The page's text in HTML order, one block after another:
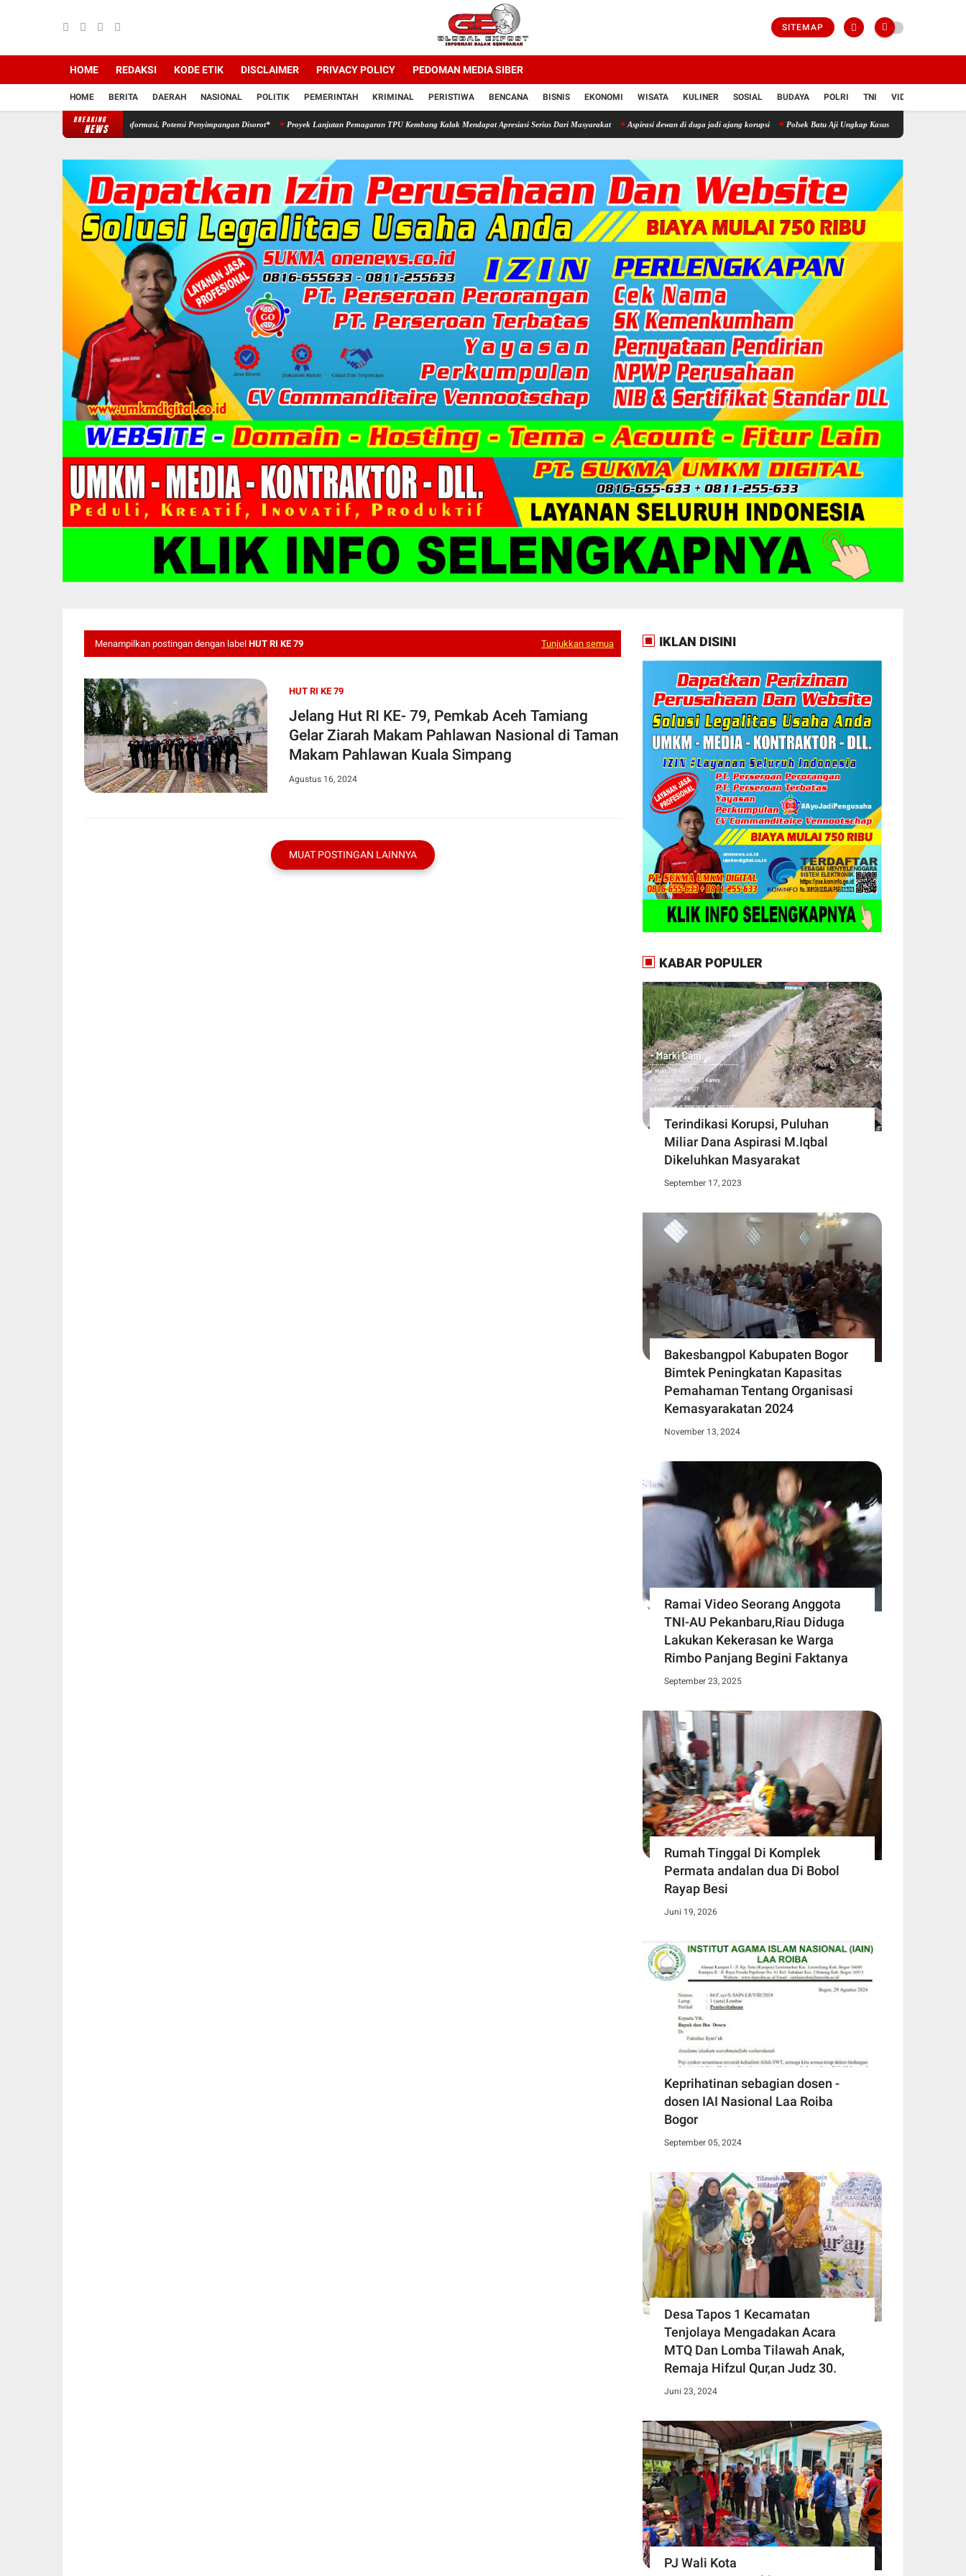
SITEMAP
HOME REDAKSI KODE ETIK DISCLAIMER PRIVACY POLICY PEDOMAN MEDIA SIBER
HOME BERITA DAERAH NASIONAL POLITIK PEMERINTAH KRIMINAL PERISTIWA BENCANA BISNIS EKONOMI WISATA KULINER SOSIAL BUDAYA POLRI TNI VIDIO
BREAKING
NEWS
Keterbukaan Informasi, Potensi Penyimpangan Disorot* Proyek Lanjutan Pemagaran TPU Kembang Kalak Mendapat Apresiasi Serius Dari Masyarakat Aspirasi dewan di duga jadi ajang korupsi Polsek Batu Aji Ungkap Kasus Dugaan Penggelapan Dalam
Menampilkan postingan dengan label HUT RI KE 79 Tunjukkan semua
HUT RI KE 79
Jelang Hut RI KE- 79, Pemkab Aceh Tamiang
Gelar Ziarah Makam Pahlawan Nasional di Taman
Makam Pahlawan Kuala Simpang
Agustus 16, 2024
MUAT POSTINGAN LAINNYA
IKLAN DISINI
KABAR POPULER
Terindikasi Korupsi, Puluhan
Miliar Dana Aspirasi M.Iqbal
Dikeluhkan Masyarakat
September 17, 2023
Bakesbangpol Kabupaten Bogor
Bimtek Peningkatan Kapasitas
Pemahaman Tentang Organisasi
Kemasyarakatan 2024
November 13, 2024
Ramai Video Seorang Anggota
TNI-AU Pekanbaru,Riau Diduga
Lakukan Kekerasan ke Warga
Rimbo Panjang Begini Faktanya
September 23, 2025
Rumah Tinggal Di Komplek
Permata andalan dua Di Bobol
Rayap Besi
Juni 19, 2026
Keprihatinan sebagian dosen -
dosen IAI Nasional Laa Roiba
Bogor
September 05, 2024
Desa Tapos 1 Kecamatan
Tenjolaya Mengadakan Acara
MTQ Dan Lomba Tilawah Anak,
Remaja Hifzul Qur,an Judz 30.
Juni 23, 2024
PJ Wali Kota